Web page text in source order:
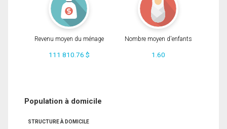
Revenu moyen du ménage
111 810.76 $
Nombre moyen d'enfants
1.60
Population à domicile
STRUCTURE À DOMICILE